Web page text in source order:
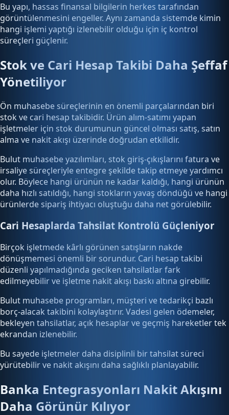
Bu yapı, hassas finansal bilgilerin herkes tarafından
görüntülenmesini engeller. Aynı zamanda sistemde kimin
hangi işlemi yaptığı izlenebilir olduğu için iç kontrol
süreçleri güçlenir.
Stok ve Cari Hesap Takibi Daha Şeffaf
Yönetiliyor
Ön muhasebe süreçlerinin en önemli parçalarından biri
stok ve cari hesap takibidir. Ürün alım-satımı yapan
işletmeler için stok durumunun güncel olması satış, satın
alma ve nakit akışı üzerinde doğrudan etkilidir.
Bulut muhasebe yazılımları, stok giriş-çıkışlarını fatura ve
irsaliye süreçleriyle entegre şekilde takip etmeye yardımcı
olur. Böylece hangi ürünün ne kadar kaldığı, hangi ürünün
daha hızlı satıldığı, hangi stokların yavaş döndüğü ve hangi
ürünlerde sipariş ihtiyacı oluştuğu daha net görülebilir.
Cari Hesaplarda Tahsilat Kontrolü Güçleniyor
Birçok işletmede kârlı görünen satışların nakde
dönüşmemesi önemli bir sorundur. Cari hesap takibi
düzenli yapılmadığında geciken tahsilatlar fark
edilmeyebilir ve işletme nakit akışı baskı altına girebilir.
Bulut muhasebe programları, müşteri ve tedarikçi bazlı
borç-alacak takibini kolaylaştırır. Vadesi gelen ödemeler,
bekleyen tahsilatlar, açık hesaplar ve geçmiş hareketler tek
ekrandan izlenebilir.
Bu sayede işletmeler daha disiplinli bir tahsilat süreci
yürütebilir ve nakit akışını daha sağlıklı planlayabilir.
Banka Entegrasyonları Nakit Akışını
Daha Görünür Kılıyor